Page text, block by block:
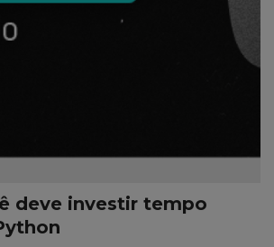
deve investir tempo